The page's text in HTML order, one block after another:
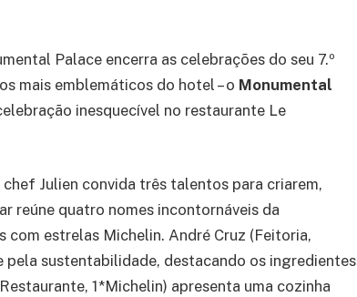
Palace encerra as celebrações do seu 7.º
mais emblemáticos do hotel – o Monumental
inesquecível no restaurante Le
Julien convida três talentos para criarem,
reúne quatro nomes incontornáveis da
estrelas Michelin. André Cruz (Feitoria,
pela sustentabilidade, destacando os ingredientes
1*Michelin) apresenta uma cozinha